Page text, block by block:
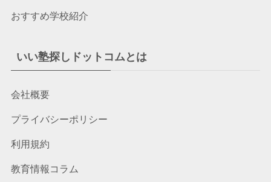
おすすめ学校紹介
いい塾探しドットコムとは
会社概要
プライバシーポリシー
利用規約
教育情報コラム